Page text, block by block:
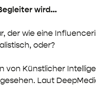
wird…
der wie eine
oder?
von Künstlicher
Laut